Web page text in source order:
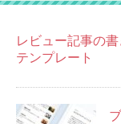
レビュー記事の
テンプレート